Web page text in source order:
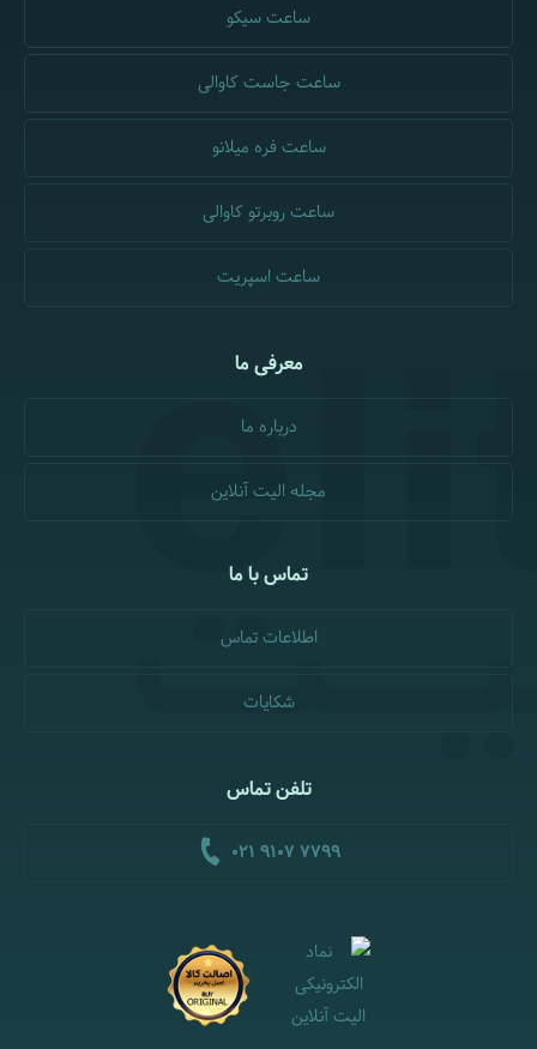
ساعت سیکو
ساعت جاست کاوالی
ساعت فره میلانو
ساعت روبرتو کاوالی
ساعت اسپریت
معرفی ما
درباره ما
مجله الیت آنلاین
تماس با ما
اطلاعات تماس
شکایات
تلفن تماس
021 9107 7799